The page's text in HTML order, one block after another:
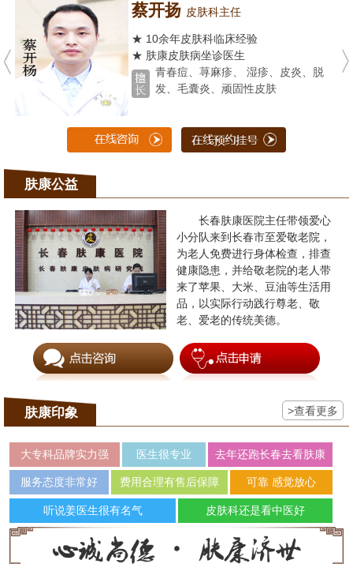
蔡开扬 皮肤科主任
★ 10余年皮肤科临床经验
★ 肤康皮肤病坐诊医生
青春痘、荨麻疹、 湿疹、皮炎、脱
发、毛囊炎、顽固性皮肤
肤康公益
长春肤康医院主任带领爱心
小分队来到长春市至爱敬老院，
为老人免费进行身体检查，排查
健康隐患，并给敬老院的老人带
来了苹果、大米、豆油等生活用
品，以实际行动践行尊老、敬
老、爱老的传统美德。
肤康印象 >查看更多
大专科品牌实力强 医生很专业 去年还跑长春去看肤康
服务态度非常好 费用合理有售后保障 可靠 感觉放心
听说姜医生很有名气 皮肤科还是看中医好